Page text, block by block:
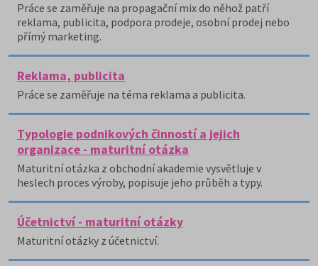
Práce se zaměřuje na propagační mix do něhož patří
reklama, publicita, podpora prodeje, osobní prodej nebo
přímý marketing.
Reklama, publicita
Práce se zaměřuje na téma reklama a publicita.
Typologie podnikových činností a jejich
organizace - maturitní otázka
Maturitní otázka z obchodní akademie vysvětluje v
heslech proces výroby, popisuje jeho průběh a typy.
Účetnictví - maturitní otázky
Maturitní otázky z účetnictví.